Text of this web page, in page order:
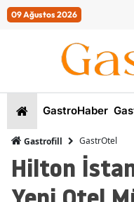
09 Ağustos 2026
GastroHaber
Gastrofill GastrOtel
Hilton